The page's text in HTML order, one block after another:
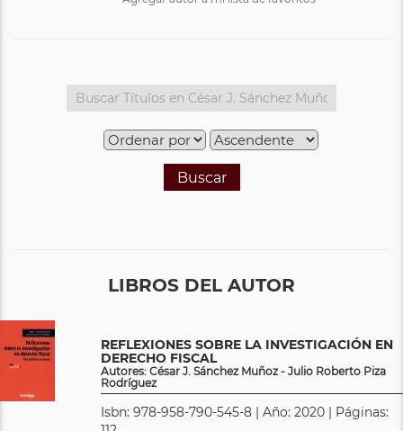
Buscar
LIBROS DEL AUTOR
REFLEXIONES SOBRE LA INVESTIGACIÓN EN
DERECHO FISCAL
Autores: César J. Sánchez Muñoz - Julio Roberto Piza
Rodríguez
Isbn: 978-958-790-545-8 | Año: 2020 | Páginas: